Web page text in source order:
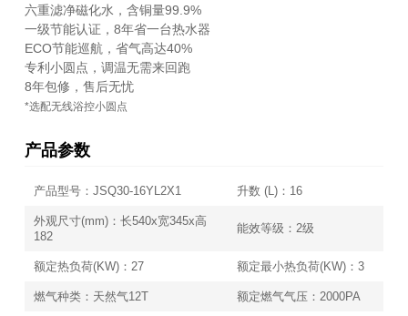
六重滤净磁化水，含铜量99.9%
一级节能认证，8年省一台热水器
ECO节能巡航，省气高达40%
专利小圆点，调温无需来回跑
8年包修，售后无忧
*选配无线浴控小圆点
产品参数
产品型号：JSQ30-16YL2X1 升数 (L)：16
外观尺寸(mm)：长540x宽345x高
182
能效等级：2级
额定热负荷(KW)：27 额定最小热负荷(KW)：3
燃气种类：天然气12T 额定燃气气压：2000PA